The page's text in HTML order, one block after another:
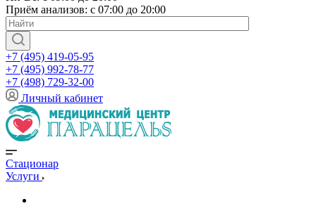
Приём анализов: с 07:00 до 20:00
+7 (495) 419-05-95
+7 (495) 992-78-77
+7 (498) 729-32-00
Личный кабинет
Стационар
Услуги